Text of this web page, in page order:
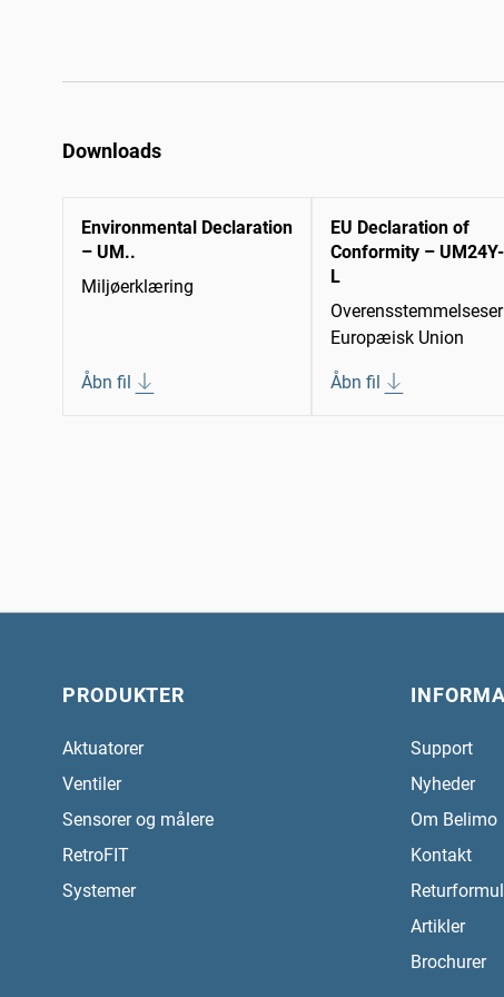
Downloads
Environmental Declaration
– UM..
Miljøerklæring
Åbn fil
EU Declaration of
Conformity –
L
Europæisk Union
Åbn fil
PRODUKTER
Aktuatorer
Ventiler
Sensorer og målere
RetroFIT
Systemer
Support
Nyheder
Om Belimo
Kontakt
Artikler
Brochurer